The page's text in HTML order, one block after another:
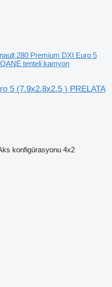
280 Premium DXI Euro 5
tenteli kamyon
5 (7.9x2.8x2.5 ) PRELATA
konfigürasyonu 4x2